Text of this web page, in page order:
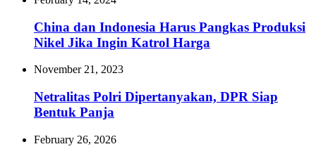
China dan Indonesia Harus Pangkas Produksi
Nikel Jika Ingin Katrol Harga
November 21, 2023
Netralitas Polri Dipertanyakan, DPR Siap
Bentuk Panja
February 26, 2026